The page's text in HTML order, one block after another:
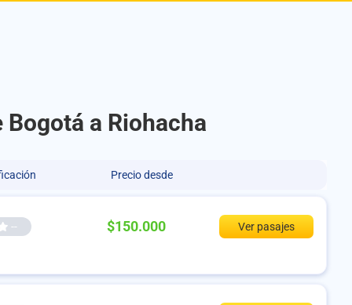
a Riohacha
Precio desde
-- $150.000 Ver pasajes